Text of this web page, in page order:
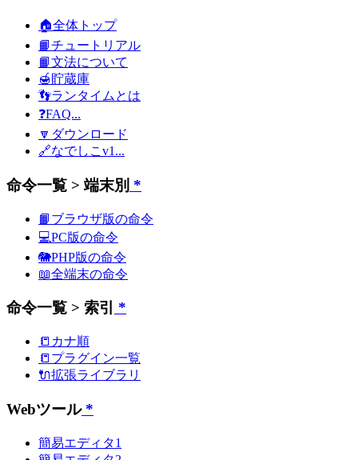
🏠全体トップ
📙チュートリアル
📙文法について
🍯貯蔵庫
👣ランタイムとは
❓FAQ...
🔽ダウンロード
🔗なでしこv1...
命令一覧 > 端末別 *
📙ブラウザ版の命令
💻PC版の命令
🐘PHP版の命令
📖全端末の命令
命令一覧 > 索引 *
📒カナ順
📒プラグイン一覧
🔌拡張ライブラリ
Webツール*
簡易エディタ1